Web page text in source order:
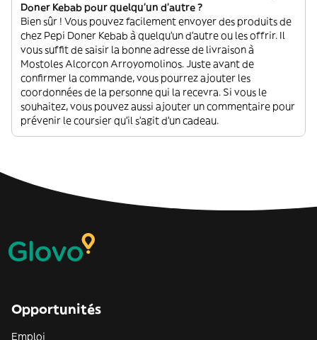
Doner Kebab pour quelqu'un d'autre ?
Bien sûr ! Vous pouvez facilement envoyer des produits de
chez Pepi Doner Kebab à quelqu'un d'autre ou les offrir. Il
vous suffit de saisir la bonne adresse de livraison à
Mostoles Alcorcon Arroyomolinos. Juste avant de
confirmer la commande, vous pourrez ajouter les
coordonnées de la personne qui la recevra. Si vous le
souhaitez, vous pouvez aussi ajouter un commentaire pour
prévenir le coursier qu'il s'agit d'un cadeau.
Opportunités
Emploi